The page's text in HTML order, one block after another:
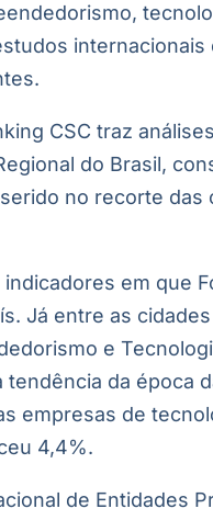
internacionais
CSC traz
do Brasil,
no recorte das
em que
Já entre as
e
da época
empresas de
4,4%.
de Entidades